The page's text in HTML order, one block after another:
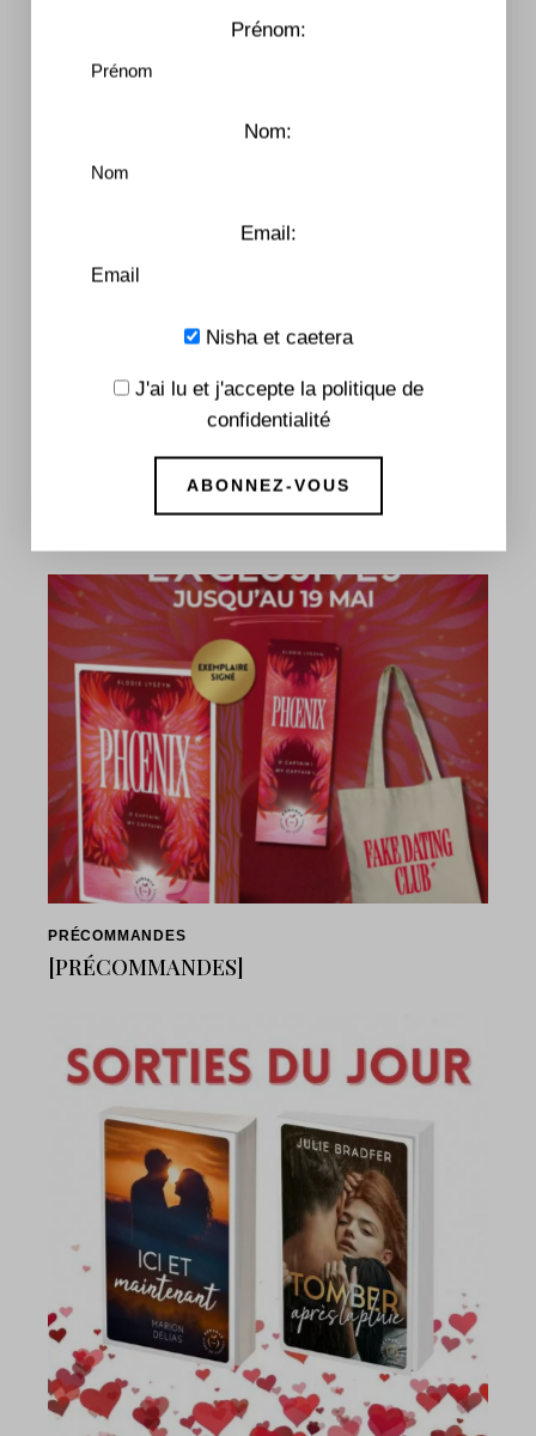
PRÉCOMMANDES
[PRÉCOMMANDES]
Prénom:
Nom:
Email:
Nisha et caetera
J'ai lu et j'accepte la politique de
confidentialité